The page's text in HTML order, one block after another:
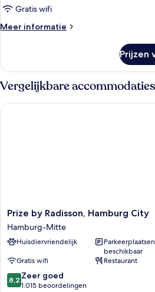
Gratis wifi
Meer informatie
Meer
suite
Prijzen
Vergelijkbare accommodaties
Prize
by
Radisson,
Hamburg
Hamburg-
Mitte
Prize by Radisson, Hamburg City
Hamburg-Mitte
Huisdiervriendelijk
Parkeerplaatsen
beschikbaar
Gratis wifi
Restaurant
8.2
van
8,2 Zeer goed
1.015 beoordelingen
Prize by Radisson, Hamburg City